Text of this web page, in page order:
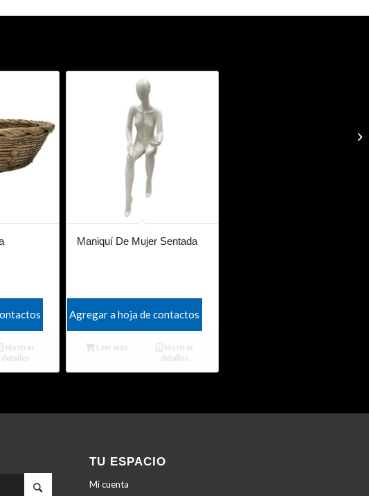
Mostrar
detalles
Maniquí De Mujer Sentada
Agregar a hoja de contactos
Leer más
Mostrar
detalles
TU ESPACIO
Mi cuenta